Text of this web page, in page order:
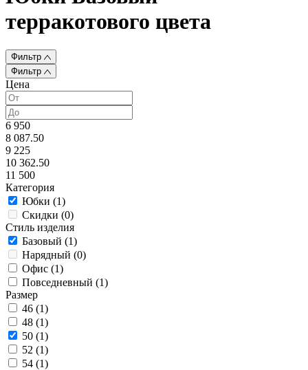
терракотового цвета
Фильтр
Фильтр
Цена
6 950
8 087.50
9 225
10 362.50
11 500
Категория
Юбки (1)
Скидки (0)
Стиль изделия
Базовый (1)
Нарядный (0)
Офис (1)
Повседневный (1)
Размер
46 (1)
48 (1)
50 (1)
52 (1)
54 (1)